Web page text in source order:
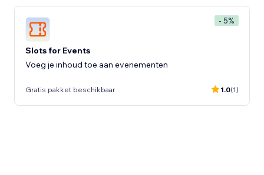
- 5%
Slots for Events
Voeg je inhoud toe aan evenementen
Gratis pakket beschikbaar 1.0(1)